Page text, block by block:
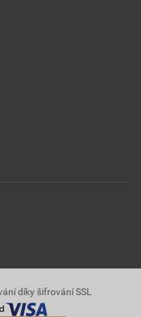
díky šifrování SSL